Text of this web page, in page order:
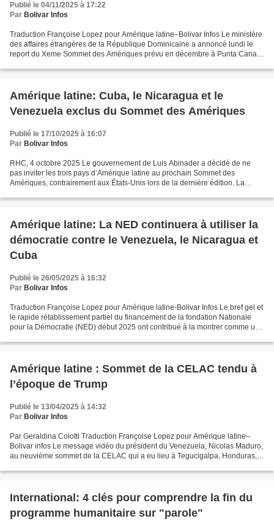
Publié le 04/11/2025 à 17:22
Par Bolivar Infos
Traduction Françoise Lopez pour Amérique latine–Bolivar Infos Le ministère
des affaires étrangères de la République Dominicaine a annoncé lundi le
report du Xeme Sommet des Amériques prévu en décembre à Punta Cana,
Amérique latine: Cuba, le Nicaragua et le
Venezuela exclus du Sommet des Amériques
Publié le 17/10/2025 à 16:07
Par Bolivar Infos
RHC, 4 octobre 2025 Le gouvernement de Luis Abinader a décidé de ne
pas inviter les trois pays d’Amérique latine au prochain Sommet des
Amériques, contrairement aux États-Unis lors de la dernière édition. La
Amérique latine: La NED continuera à utiliser la
démocratie contre le Venezuela, le Nicaragua et
Cuba
Publié le 26/05/2025 à 16:32
Par Bolivar Infos
Traduction Françoise Lopez pour Amérique latine-Bolivar Infos Le bref gel et
le rapide rétablissement partiel du financement de la fondation Nationale
pour la Démocratie (NED) début 2025 ont contribué à la montrer comme un
Amérique latine : Sommet de la CELAC tendu à
l’époque de Trump
Publié le 13/04/2025 à 14:32
Par Bolivar Infos
Par Geraldina Colotti Traduction Françoise Lopez pour Amérique latine–
Bolivar infos Le message vidéo du président du Venezuela, Nicolas Maduro,
au neuvième sommet de la CELAC qui a eu lieu à Tegucigalpa, Honduras,
International: 4 clés pour comprendre la fin du
programme humanitaire sur "parole"